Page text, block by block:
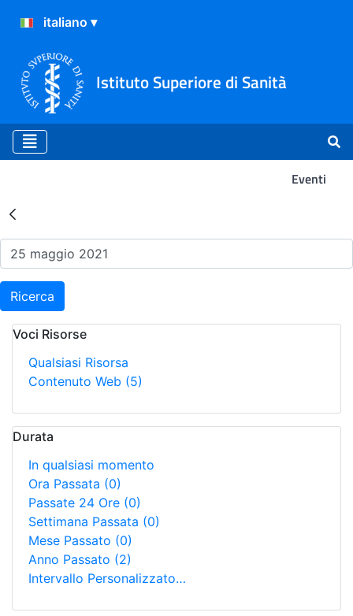
Istituto Superiore di Sanità
Eventi
Risultati della Ricerca -
Ricerca
Voci Risorse
Qualsiasi Risorsa
Contenuto Web (5)
Durata
In qualsiasi momento
Ora Passata (0)
Passate 24 Ore (0)
Settimana Passata (0)
Mese Passato (0)
Anno Passato (2)
Intervallo Personalizzato…